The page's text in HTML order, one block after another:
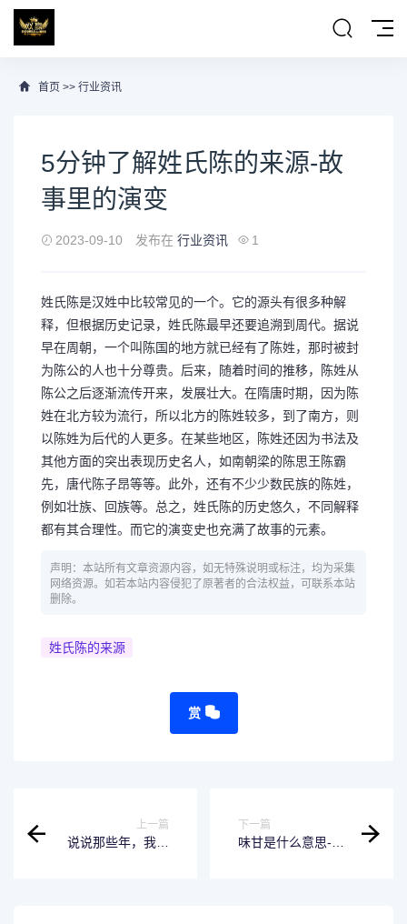
首页 >> 行业资讯
5分钟了解姓氏陈的来源-故
事里的演变
2023-09-10 发布在 行业资讯 1
姓氏陈是汉姓中比较常见的一个。它的源头有很多种解
释，但根据历史记录，姓氏陈最早还要追溯到周代。据说
早在周朝，一个叫陈国的地方就已经有了陈姓，那时被封
为陈公的人也十分尊贵。后来，随着时间的推移，陈姓从
陈公之后逐渐流传开来，发展壮大。在隋唐时期，因为陈
姓在北方较为流行，所以北方的陈姓较多，到了南方，则
以陈姓为后代的人更多。在某些地区，陈姓还因为书法及
其他方面的突出表现历史名人，如南朝梁的陈思王陈霸
先，唐代陈子昂等等。此外，还有不少少数民族的陈姓，
例如壮族、回族等。总之，姓氏陈的历史悠久，不同解释
都有其合理性。而它的演变史也充满了故事的元素。
声明：本站所有文章资源内容，如无特殊说明或标注，均为采集
网络资源。如若本站内容侵犯了原著者的合法权益，可联系本站
删除。
姓氏陈的来源
赏
上一篇
说说那些年，我们
下一篇
味甘是什么意思-揭